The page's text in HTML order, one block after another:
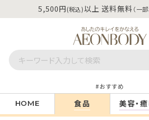
5,500円(税込)以上 送料無料 （一
おすすめ
HOME 食品 美容・